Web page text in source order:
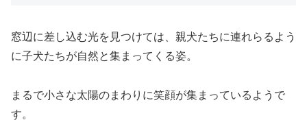
窓辺に差し込む光を見つけては、親犬たちに連れらるよう
に子犬たちが自然と集まってくる姿。
まるで小さな太陽のまわりに笑顔が集まっているようで
す。